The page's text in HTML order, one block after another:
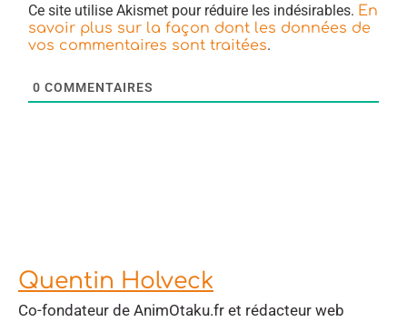
Ce site utilise Akismet pour réduire les indésirables. En
savoir plus sur la façon dont les données de
vos commentaires sont traitées.
0 COMMENTAIRES
Quentin Holveck
Co-fondateur de AnimOtaku.fr et rédacteur web